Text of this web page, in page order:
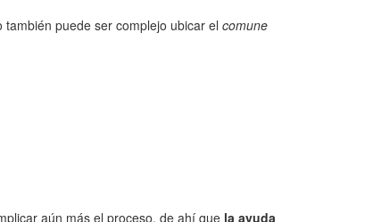
puede ser complejo ubicar el comune
aún más el proceso, de ahí que la ayuda